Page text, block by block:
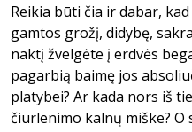
Reikia būti čia ir dabar,
gamtos grožį, didybę,
naktį žvelgėte į erdvės
pagarbią baimę jos
platybei? Ar kada nors iš
čiurlenimo kalnų miške?